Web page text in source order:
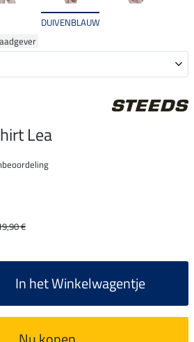
DUIVENBLAUW
Lea
€
In het Winkelwagentje